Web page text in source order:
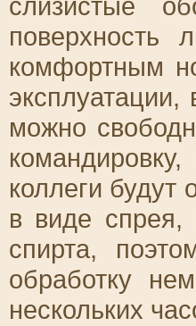
поверхность
комфортным
можно
коллеги
в виде спрея,
спирта,
обработку
нескольких